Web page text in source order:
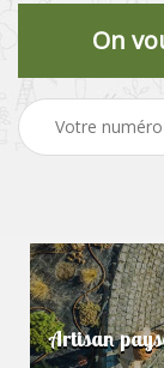
On
Artisan